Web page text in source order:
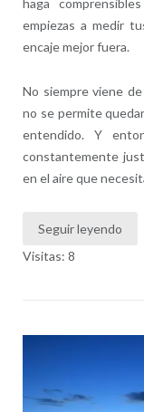
empiezas a medir
encaje mejor fuera.
No siempre viene
no se permite
entendido. Y
constantemente
en el aire que
Seguir leyendo
Visitas: 8